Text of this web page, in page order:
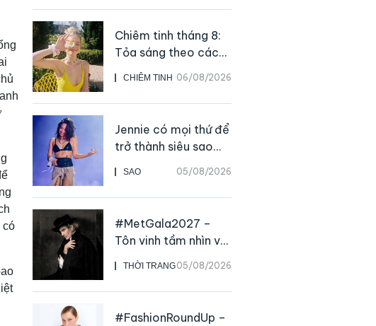
có
CHIÊM TINH 06/08/2026
Chiêm tinh tháng 8:
Tỏa sáng theo cách
của chính mình
SAO 05/08/2026
Jennie có mọi thứ để
trở thành siêu sao
live
THỜI TRANG05/08/2026
#MetGala2027 –
Tôn vinh tầm nhìn và
sức ảnh hưởng sâu
rộng của NTK John
Galliano
#FashionRoundUp –